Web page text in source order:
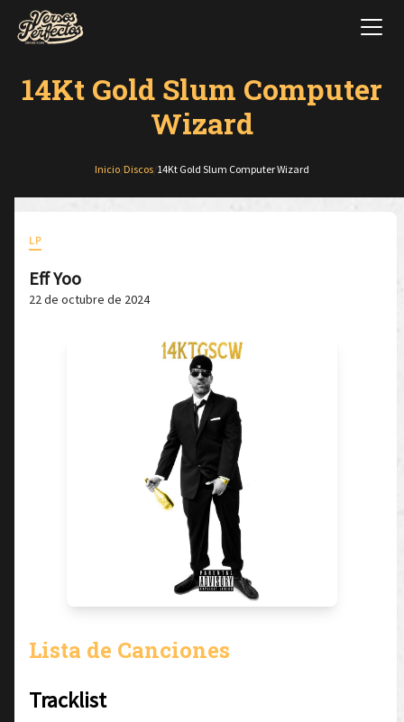
14Kt Gold Slum Computer
Wizard
Inicio Discos 14Kt Gold Slum Computer Wizard
LP
Eff Yoo
22 de octubre de 2024
Lista de Canciones
Tracklist